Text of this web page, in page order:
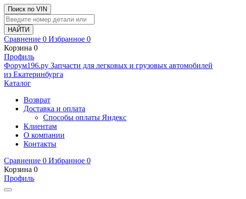
Поиск по VIN
Сравнение 0 Избранное 0
Корзина 0
Профиль
Фoрум196.ру Запчасти для легковых и грузовых автомобилей
из Екатеринбурга
Каталог
Возврат
Доставка и оплата
Способы оплаты Яндекс
Клиентам
О компании
Контакты
Сравнение 0 Избранное 0
Корзина 0
Профиль